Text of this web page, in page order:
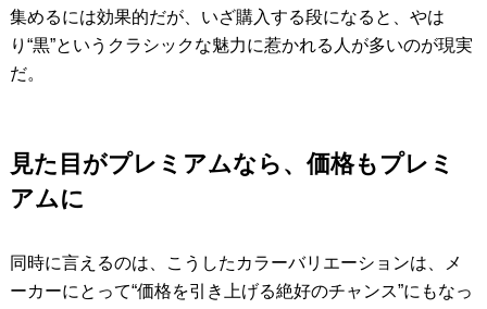
集めるには効果的だが、いざ購入する段になると、やは
り“黒”というクラシックな魅力に惹かれる人が多いのが現実
だ。
見た目がプレミアムなら、価格もプレミ
アムに
同時に言えるのは、こうしたカラーバリエーションは、メ
ーカーにとって“価格を引き上げる絶好のチャンス”にもなっ